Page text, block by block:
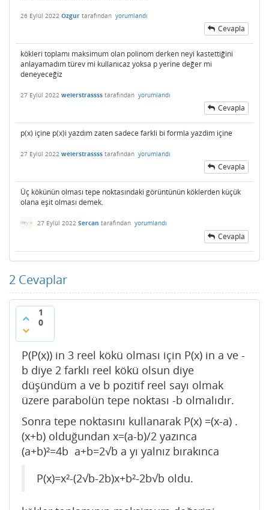
26 Eylül 2022 Ozgur tarafından yorumlandı
Cevapla
kökleri toplamı maksimum olan polinom derken neyi kastettiğini
anlayamadım türev mi kullanıcaz yoksa p yerine değer mi
deneyeceğiz
27 Eylül 2022 weierstrassss tarafından yorumlandı
Cevapla
p(x) içine p(x)i yazdım zaten sadece farkli bi formla yazdim içine
27 Eylül 2022 weierstrassss tarafından yorumlandı
Cevapla
Üç kökünün olması tepe noktasındaki görüntünün köklerden küçük
olana eşit olması demek.
27 Eylül 2022 Sercan tarafından yorumlandı
Cevapla
2 Cevaplar
1
0
P(P(x)) in 3 reel kökü olması için P(x) in a ve -
b diye 2 farklı reel kökü olsun diye
düşündüm a ve b pozitif reel sayı olmak
üzere parabolün tepe noktası -b olmalıdır.
Sonra tepe noktasını kullanarak P(x) =(x-a) .
(x+b) olduğundan x=(a-b)/2 yazınca
(a+b)²=4b a+b=2√b a yı yalnız bırakınca
P(x)=x²-(2√b-2b)x+b²-2b√b oldu.